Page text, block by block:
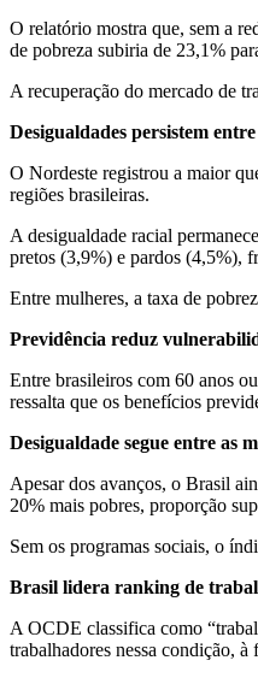
O relatório mostra que, sem a
de pobreza subiria de 23,1%
A recuperação do mercado de
Desigualdades persistem
O Nordeste registrou a maior
regiões brasileiras.
A desigualdade racial
pretos (3,9%) e pardos (4,5%),
Entre mulheres, a taxa de
Previdência reduz
Entre brasileiros com 60 anos
ressalta que os benefícios
Desigualdade segue entre as
Apesar dos avanços, o Brasil
20% mais pobres, proporção
Sem os programas sociais, o
Brasil lidera ranking de
A OCDE classifica como
trabalhadores nessa condição,